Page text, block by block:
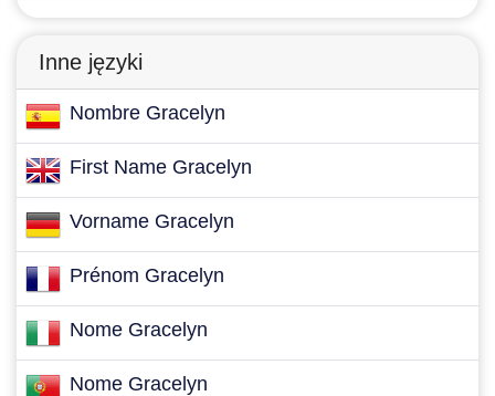
Inne języki
Nombre Gracelyn
First Name Gracelyn
Vorname Gracelyn
Prénom Gracelyn
Nome Gracelyn
Nome Gracelyn